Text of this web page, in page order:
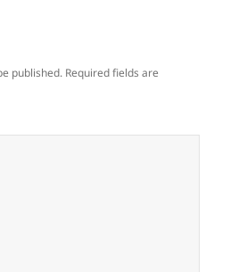
published. Required fields are